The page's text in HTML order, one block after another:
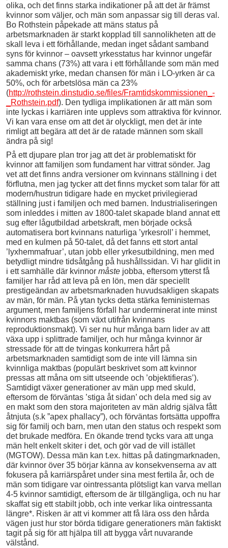
olika, och det finns starka indikationer på att det är främst
kvinnor som väljer, och män som anpassar sig till deras val.
Bo Rothstein påpekade att mäns status på
arbetsmarknaden är starkt kopplad till sannolikheten att de
skall leva i ett förhållande, medan inget sådant samband
syns för kvinnor – oavsett yrkesstatus har kvinnor ungefär
samma chans (73%) att vara i ett förhållande som män med
akademiskt yrke, medan chansen för män i LO-yrken är ca
50%, och för arbetslösa män ca 23%
(http://rothstein.dinstudio.se/files/Framtidskommissionen_-
_Rothstein.pdf). Den tydliga implikationen är att män som
inte lyckas i karriären inte upplevs som attraktiva för kvinnor.
Vi kan vara ense om att det är olyckligt, men det är inte
rimligt att begära att det är de ratade männen som skall
ändra på sig!
På ett djupare plan tror jag att det är problematiskt för
kvinnor att familjen som fundament har vittrat sönder. Jag
vet att det finns andra versioner om kvinnans ställning i det
förflutna, men jag tycker att det finns mycket som talar för att
modern/hustrun tidigare hade en mycket privilegierad
ställning just i familjen och med barnen. Industrialiseringen
som inleddes i mitten av 1800-talet skapade bland annat ett
sug efter lågutbildad arbetskraft, men började också
automatisera bort kvinnans naturliga ’yrkesroll’ i hemmet,
med en kulmen på 50-talet, då det fanns ett stort antal
’lyxhemmafruar’, utan jobb eller yrkesutbildning, men med
betydligt mindre tidsåtgång på hushållssidan. Vi har glidit in
i ett samhälle där kvinnor måste jobba, eftersom ytterst få
familjer har råd att leva på en lön, men där speciellt
prestigeändan av arbetsmarknaden huvudsakligen skapats
av män, för män. På ytan tycks detta stärka feministernas
argument, men familjens förfall har underminerat inte minst
kvinnors maktbas (som växt utifrån kvinnans
reproduktionsmakt). Vi ser nu hur många barn lider av att
växa upp i splittrade familjer, och hur många kvinnor är
stressade för att de tvingas konkurrera hårt på
arbetsmarknaden samtidigt som de inte vill lämna sin
kvinnliga maktbas (populärt beskrivet som att kvinnor
pressas att måna om sitt utseende och ’objektifieras’).
Samtidigt växer generationer av män upp med skuld,
eftersom de förväntas ’stiga åt sidan’ och dela med sig av
en makt som den stora majoriteten av män aldrig själva fått
åtnjuta (s.k ”apex phallacy”), och förväntas fortsätta uppoffra
sig för familj och barn, men utan den status och respekt som
det brukade medföra. En ökande trend tycks vara att unga
män helt enkelt skiter i det, och gör vad de vill istället
(MGTOW). Dessa män kan t.ex. hittas på datingmarknaden,
där kvinnor över 35 börjar känna av konsekvenserna av att
fokusera på karriärspåret under sina mest fertila år, och de
män som tidigare var ointressanta plötsligt kan varva mellan
4-5 kvinnor samtidigt, eftersom de är tillgängliga, och nu har
skaffat sig ett stabilt jobb, och inte verkar lika ointressanta
längre*. Risken är att vi kommer att få lära oss den hårda
vägen just hur stor börda tidigare generationers män faktiskt
tagit på sig för att hjälpa till att bygga vårt nuvarande
välstånd.